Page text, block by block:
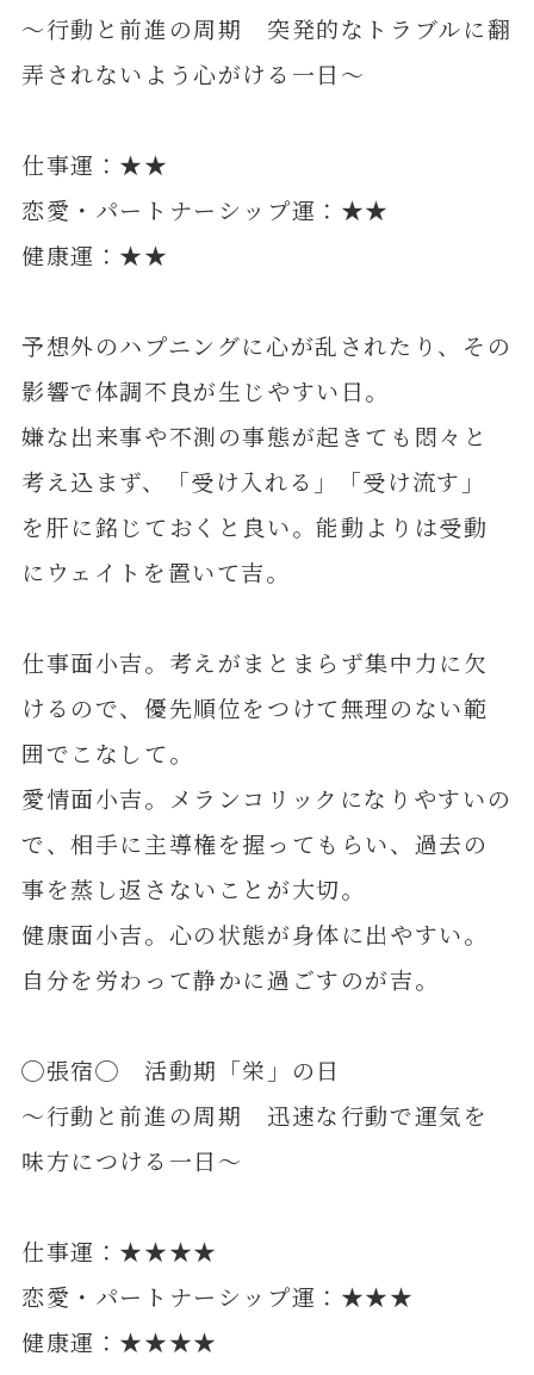
～行動と前進の周期 突発的なトラブルに翻
弄されないよう心がける一日～
仕事運：★★
恋愛・パートナーシップ運：★★
健康運：★★
予想外のハプニングに心が乱されたり、その
影響で体調不良が生じやすい日。
嫌な出来事や不測の事態が起きても悶々と
考え込まず、「受け入れる」「受け流す」
を肝に銘じておくと良い。能動よりは受動
にウェイトを置いて吉。
仕事面小吉。考えがまとまらず集中力に欠
けるので、優先順位をつけて無理のない範
囲でこなして。
愛情面小吉。メランコリックになりやすいの
で、相手に主導権を握ってもらい、過去の
事を蒸し返さないことが大切。
健康面小吉。心の状態が身体に出やすい。
自分を労わって静かに過ごすのが吉。
◯張宿◯ 活動期「栄」の日
～行動と前進の周期 迅速な行動で運気を
味方につける一日～
仕事運：★★★★
恋愛・パートナーシップ運：★★★
健康運：★★★★